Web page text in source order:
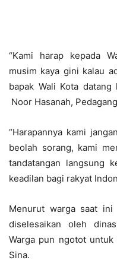
“Kami harap kepada
musim kaya gini kalau
bapak Wali Kota
Noor Hasanah,
“Harapannya kami
beolah sorang, kami
tandatangan langsung
keadilan bagi rakyat
Menurut warga saat ini
diselesaikan oleh
Warga pun ngotot
Sina.